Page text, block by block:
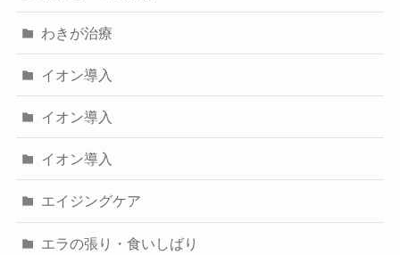
わきが治療
イオン導入
イオン導入
イオン導入
エイジングケア
エラの張り・食いしばり